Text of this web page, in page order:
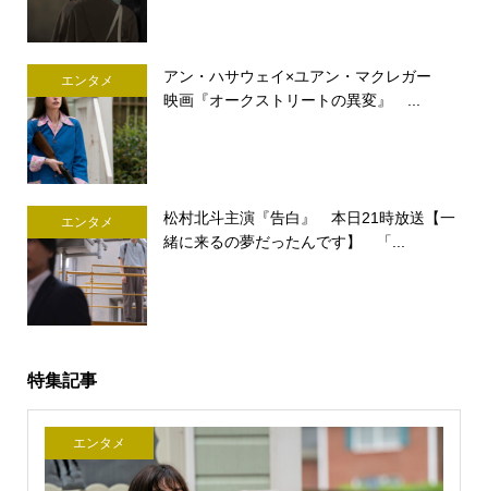
エンタメ
アン・ハサウェイ×ユアン・マクレガー
映画『オークストリートの異変』 ...
エンタメ
松村北斗主演『告白』 本日21時放送【一
緒に来るの夢だったんです】 「...
特集記事
エンタメ